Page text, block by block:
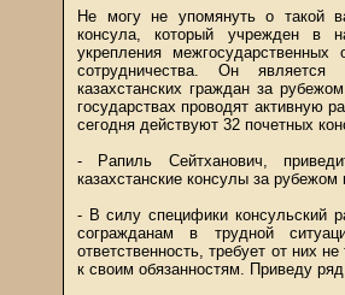
Не могу не упомянуть о такой
консула, который учрежден в
укрепления межгосударственных
сотрудничества. Он
казахстанских граждан за
государствах проводят активную
сегодня действуют 32 почетных
- Рапиль Сейтханович,
казахстанские консулы за
- В силу специфики консульский
согражданам в трудной
ответственность, требует от них
к своим обязанностям. Приведу